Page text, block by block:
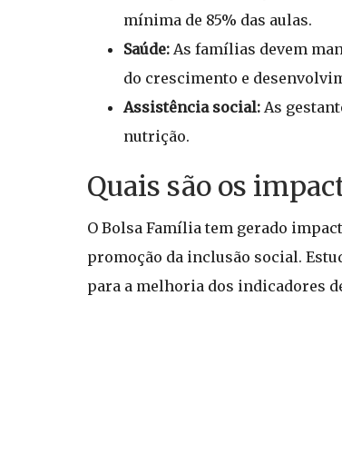
mínima de 85% das aulas.
Saúde: As famílias devem
do crescimento e
Assistência social: As
nutrição.
Quais são os
O Bolsa Família tem gerado
promoção da inclusão social.
para a melhoria dos indicadores